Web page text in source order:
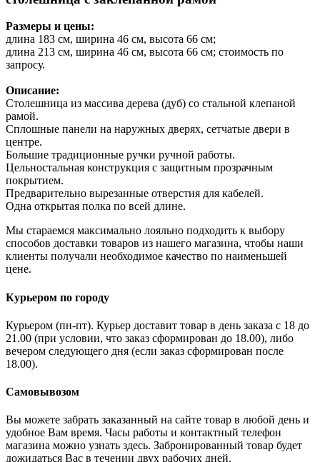
Размеры и цены:
длина 183 см, ширина 46 см, высота 66 см;
длина 213 см, ширина 46 см, высота 66 см; стоимость по
запросу.
Описание:
Столешница из массива дерева (дуб) со стальной клепаной
рамой.
Сплошные панели на наружных дверях, сетчатые двери в
центре.
Большие традиционные ручки ручной работы.
Цельностальная конструкция с защитным прозрачным
покрытием.
Предварительно вырезанные отверстия для кабелей.
Одна открытая полка по всей длине.
Мы стараемся максимально лояльно подходить к выбору
способов доставки товаров из нашего магазина, чтобы наши
клиенты получали необходимое качество по наименьшей
цене.
Курьером по городу
Курьером (пн-пт). Курьер доставит товар в день заказа с 18 до
21.00 (при условии, что заказ сформирован до 18.00), либо
вечером следующего дня (если заказ сформирован после
18.00).
Самовывозом
Вы можете забрать заказанный на сайте товар в любой день и
удобное Вам время. Часы работы и контактный телефон
магазина можно узнать здесь. Забронированный товар будет
дожидаться Вас в течении двух рабочих дней.